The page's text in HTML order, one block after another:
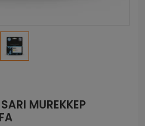
MUREKKEP